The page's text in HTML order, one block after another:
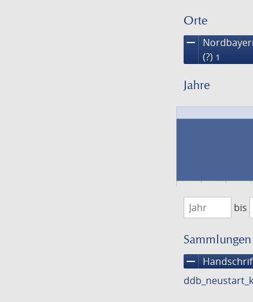
Orte
remove
(?) 1
Jahre
1474
bis
Sammlungen
remove